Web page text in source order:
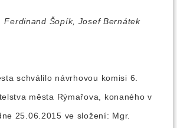
Ferdinand Šopík, Josef Bernátek
schválilo návrhovou komisi 6.
města Rýmařova, konaného v
25.06.2015 ve složení: Mgr.